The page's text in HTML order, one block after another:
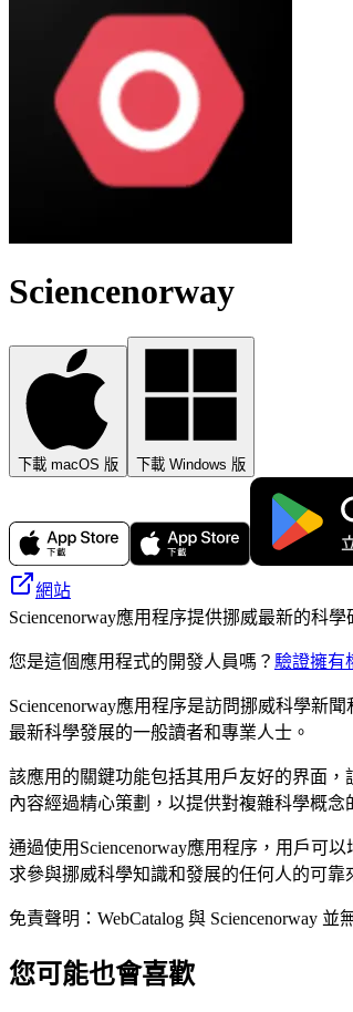
Sciencenorway
下載 macOS 版 下載 Windows 版
網站
Sciencenorway應用程序提供挪威最新的科
您是這個應用程式的開發人員嗎？ 驗證擁有
Sciencenorway應用程序是訪問挪威科學新
最新科學發展的一般讀者和專業人士。
該應用的關鍵功能包括其用戶友好的界面
內容經過精心策劃，以提供對複雜科學概
通過使用Sciencenorway應用程序，用戶可
求參與挪威科學知識和發展的任何人的可靠
免責聲明：WebCatalog 與 Sciencenorway
您可能也會喜歡